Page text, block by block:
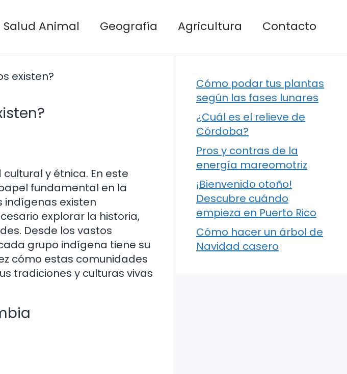
Salud Animal Geografía Agricultura Contacto
y étnica. En este
fundamental en la
indígenas existen
explorar la historia,
Desde los vastos
grupo indígena tiene su
cómo estas comunidades
tradiciones y culturas vivas
Cómo podar tus plantas
según las fases lunares
¿Cuál es el relieve de
Córdoba?
Pros y contras de la
energía mareomotriz
¡Bienvenido otoño!
Descubre cuándo
empieza en Puerto Rico
Cómo hacer un árbol de
Navidad casero